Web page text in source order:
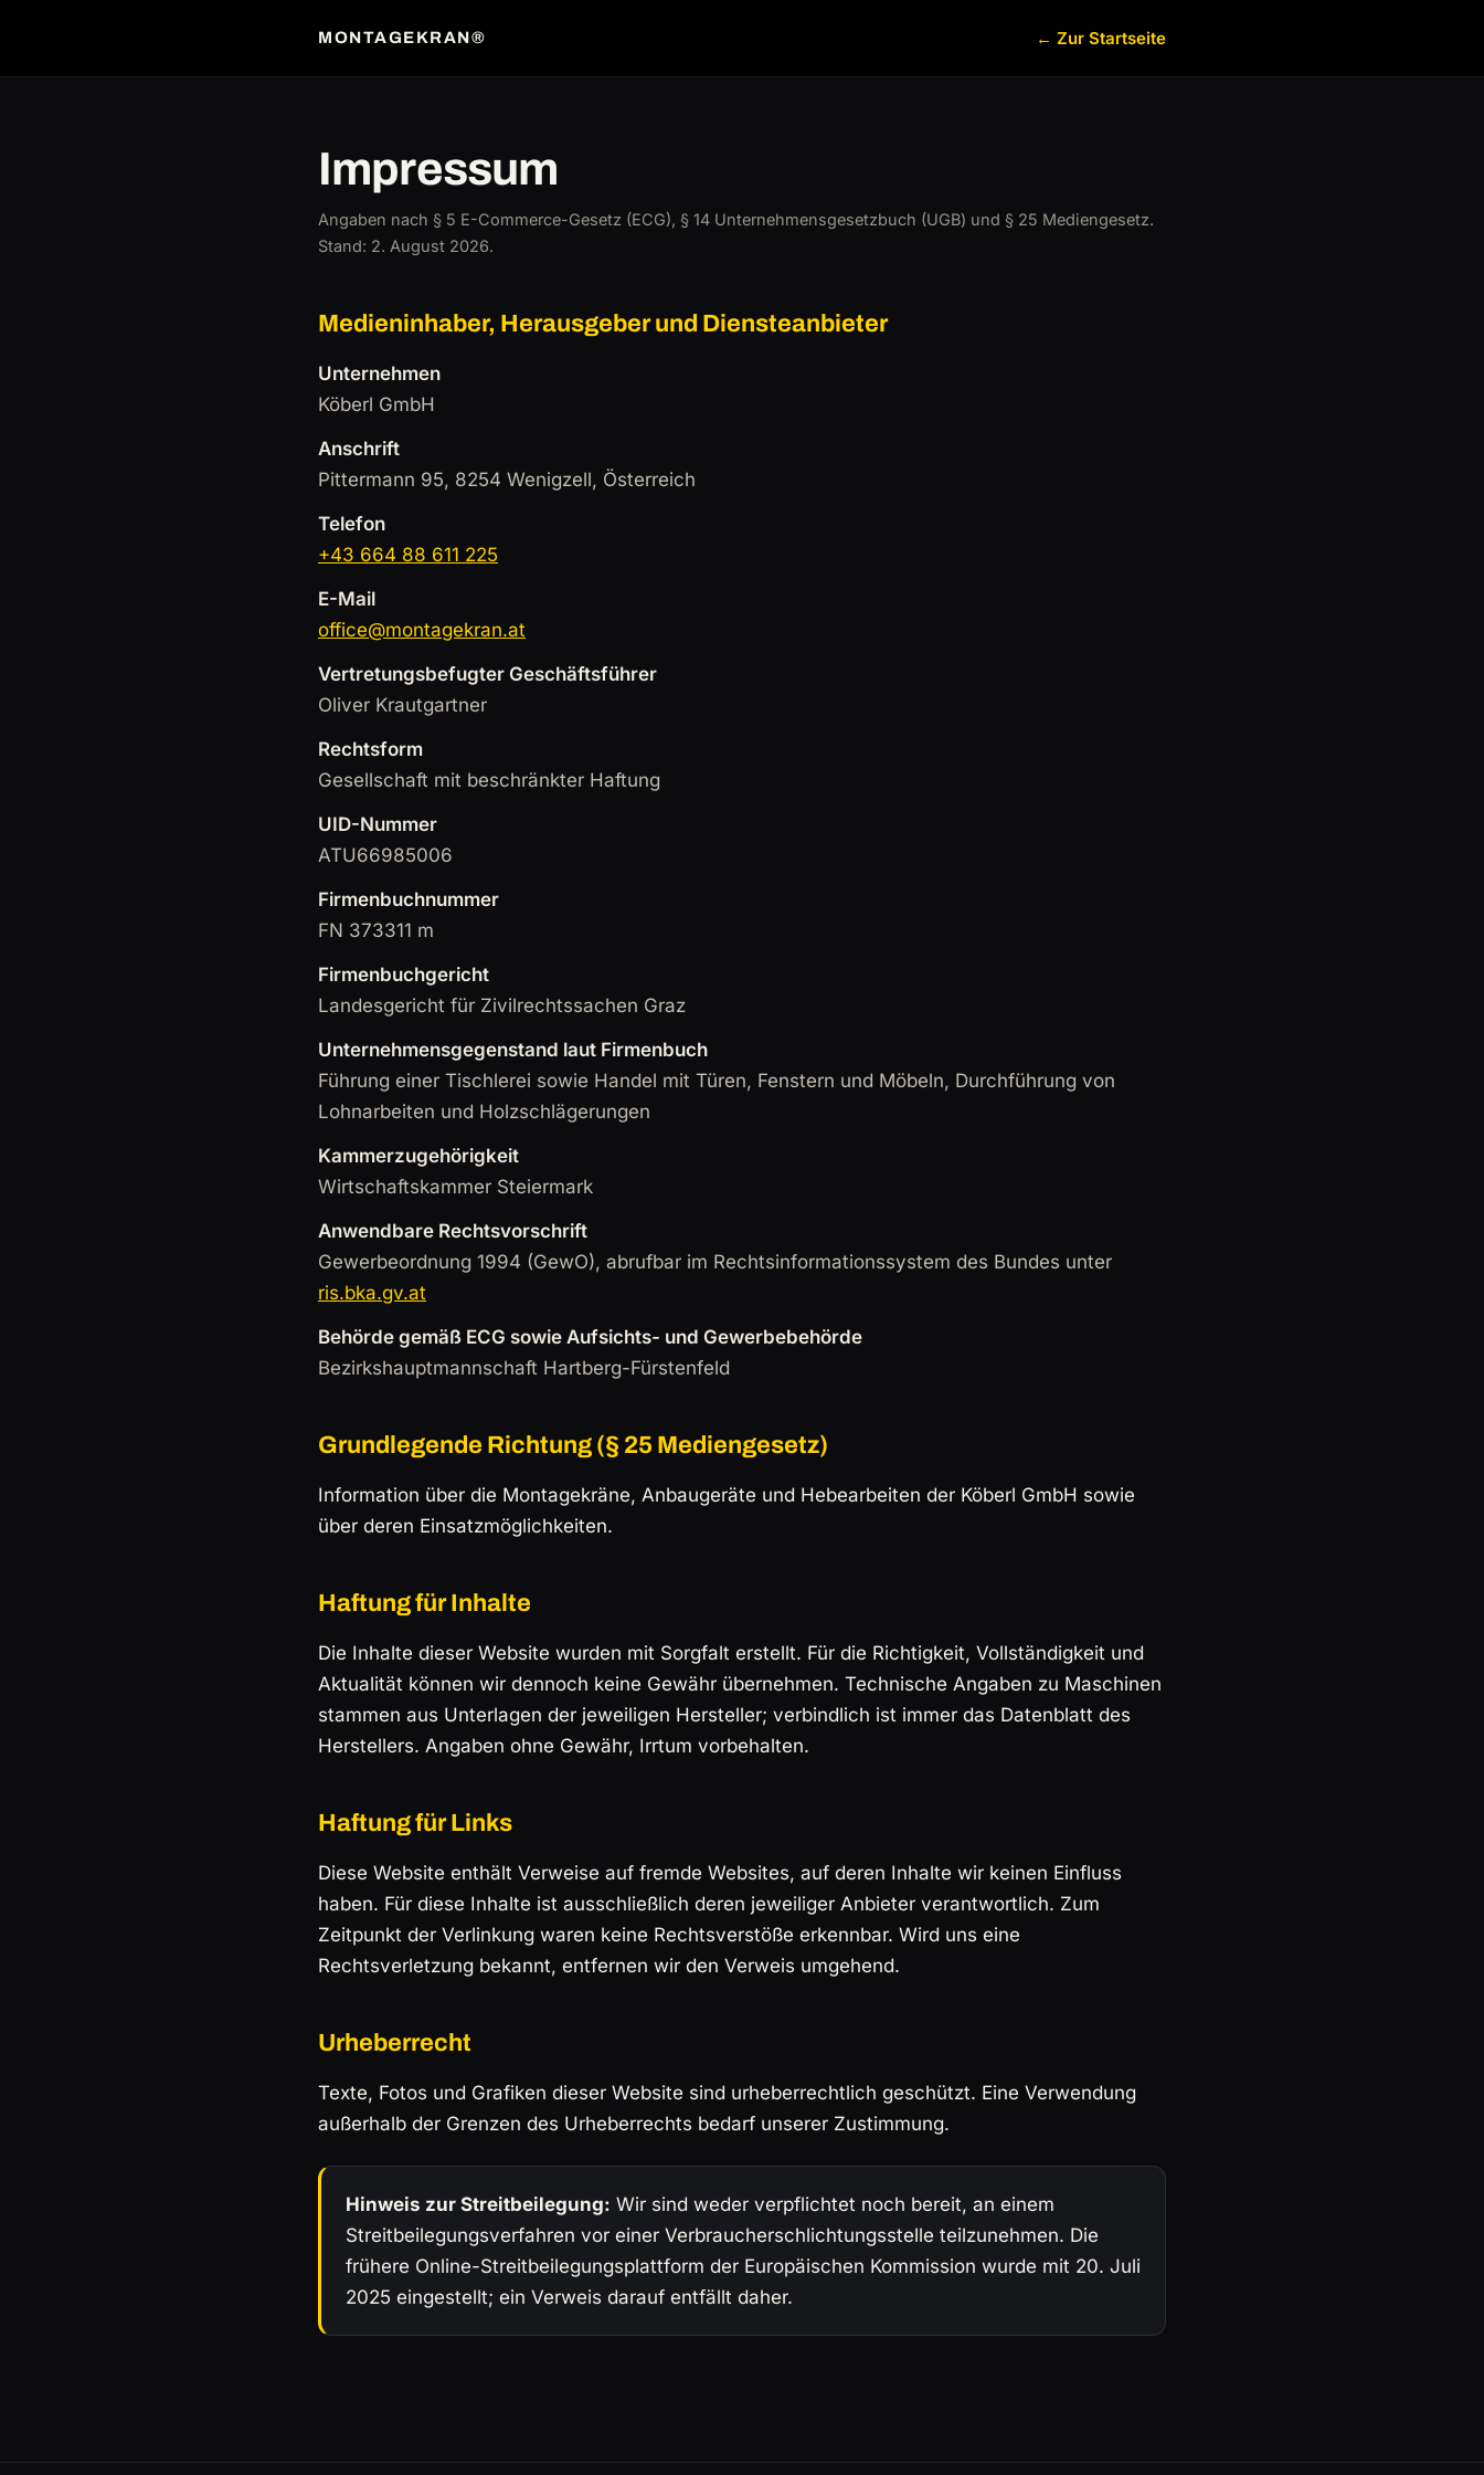
MONTAGEKRAN® ← Zur Startseite
Impressum
Angaben nach § 5 E-Commerce-Gesetz (ECG), § 14 Unternehmensgesetzbuch (UGB) und § 25 Mediengesetz.
Stand: 2. August 2026.
Medieninhaber, Herausgeber und Diensteanbieter
Unternehmen
Köberl GmbH
Anschrift
Pittermann 95, 8254 Wenigzell, Österreich
Telefon
+43 664 88 611 225
E-Mail
office@montagekran.at
Vertretungsbefugter Geschäftsführer
Oliver Krautgartner
Rechtsform
Gesellschaft mit beschränkter Haftung
UID-Nummer
ATU66985006
Firmenbuchnummer
FN 373311 m
Firmenbuchgericht
Landesgericht für Zivilrechtssachen Graz
Unternehmensgegenstand laut Firmenbuch
Führung einer Tischlerei sowie Handel mit Türen, Fenstern und Möbeln, Durchführung von
Lohnarbeiten und Holzschlägerungen
Kammerzugehörigkeit
Wirtschaftskammer Steiermark
Anwendbare Rechtsvorschrift
Gewerbeordnung 1994 (GewO), abrufbar im Rechtsinformationssystem des Bundes unter
ris.bka.gv.at
Behörde gemäß ECG sowie Aufsichts- und Gewerbebehörde
Bezirkshauptmannschaft Hartberg-Fürstenfeld
Grundlegende Richtung (§ 25 Mediengesetz)
Information über die Montagekräne, Anbaugeräte und Hebearbeiten der Köberl GmbH sowie
über deren Einsatzmöglichkeiten.
Haftung für Inhalte
Die Inhalte dieser Website wurden mit Sorgfalt erstellt. Für die Richtigkeit, Vollständigkeit und
Aktualität können wir dennoch keine Gewähr übernehmen. Technische Angaben zu Maschinen
stammen aus Unterlagen der jeweiligen Hersteller; verbindlich ist immer das Datenblatt des
Herstellers. Angaben ohne Gewähr, Irrtum vorbehalten.
Haftung für Links
Diese Website enthält Verweise auf fremde Websites, auf deren Inhalte wir keinen Einfluss
haben. Für diese Inhalte ist ausschließlich deren jeweiliger Anbieter verantwortlich. Zum
Zeitpunkt der Verlinkung waren keine Rechtsverstöße erkennbar. Wird uns eine
Rechtsverletzung bekannt, entfernen wir den Verweis umgehend.
Urheberrecht
Texte, Fotos und Grafiken dieser Website sind urheberrechtlich geschützt. Eine Verwendung
außerhalb der Grenzen des Urheberrechts bedarf unserer Zustimmung.
Hinweis zur Streitbeilegung: Wir sind weder verpflichtet noch bereit, an einem
Streitbeilegungsverfahren vor einer Verbraucherschlichtungsstelle teilzunehmen. Die
frühere Online-Streitbeilegungsplattform der Europäischen Kommission wurde mit 20. Juli
2025 eingestellt; ein Verweis darauf entfällt daher.